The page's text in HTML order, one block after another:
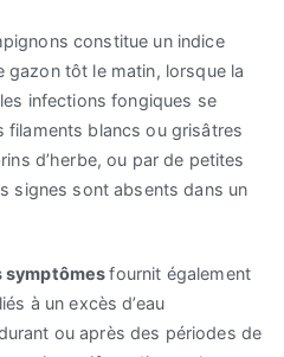
constitue un indice
gazon tôt le matin, lorsque la
infections fongiques se
filaments blancs ou grisâtres
d’herbe, ou par de petites
signes sont absents dans un
symptômesfournit également
à un excès d’eau
ou après des périodes de